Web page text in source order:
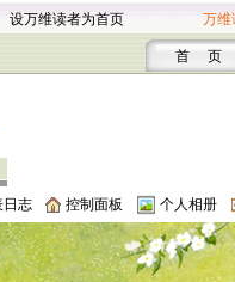
设万维读者为首页 万维
首 页
日志 控制面板 个人相册